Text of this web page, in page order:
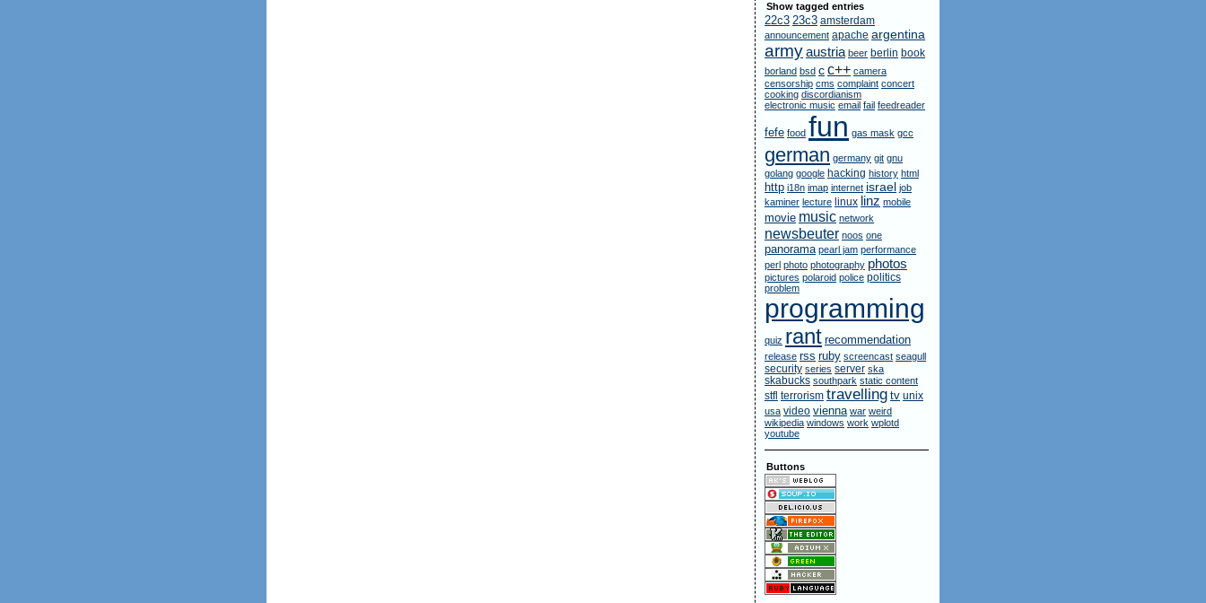
Show tagged entries
22c3 23c3 amsterdam
announcement apache argentina
armyaustria beer berlin book
borland bsd c c++ camera
censorship cms complaint concert
cooking discordianism
electronic music email fail feedreader
fefe food fun gas mask gcc
german germany git gnu
golang google hacking history html
http i18n imap internet israel job
kaminer lecture linux linz mobile
movie music network
newsbeuter noos one
panorama pearl jam performance
perl photo photography photos
pictures polaroid police politics
problem
programming
quiz rant recommendation
release rss ruby screencast seagull
security series server ska
skabucks southpark static content
stfl terrorism travelling tv unix
usa video vienna war weird
wikipedia windows work wplotd
youtube
Buttons